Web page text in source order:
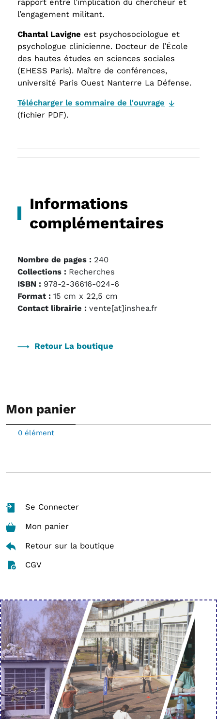
rapport entre l’implication du chercheur et
l’engagement militant.
Chantal Lavigne est psychosociologue et
psychologue clinicienne. Docteur de l’École
des hautes études en sciences sociales
(EHESS Paris). Maître de conférences,
université Paris Ouest Nanterre La Défense.
Télécharger le sommaire de l'ouvrage
(fichier PDF).
Informations
complémentaires
Nombre de pages : 240
Collections : Recherches
ISBN : 978-2-36616-024-6
Format : 15 cm x 22,5 cm
Contact librairie : vente[at]inshea.fr
Retour La boutique
Mon panier
0 élément
Se Connecter
Mon panier
Retour sur la boutique
CGV